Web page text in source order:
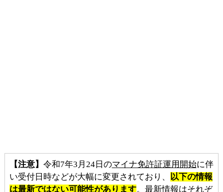
【注意】 令和7年3月24日のマイナ免許証運用開始に伴
い受付日時などが大幅に変更されており、
以下の情報
は最新ではない可能性があります。最新情報はそれぞ